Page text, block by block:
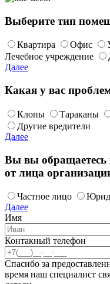
Выберите тип
Квартира Офис
Лечебное учреждение
Далее
Какая у вас
Клопы Тараканы
Другие вредители
Далее
Вы вы обращаетесь
от лица
Частное лицо
Далее
Имя
Контакный телефон
Спасибо за
время наш специалист